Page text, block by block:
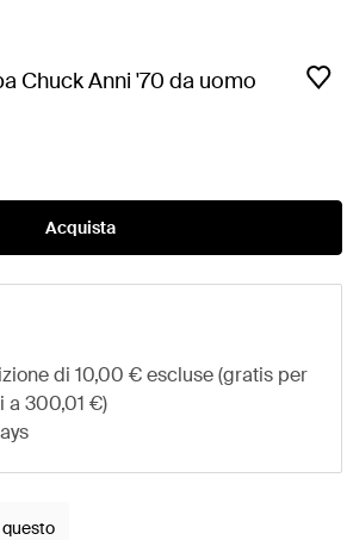
Chuck Anni '70 da uomo
Acquista
a 300,01 €)